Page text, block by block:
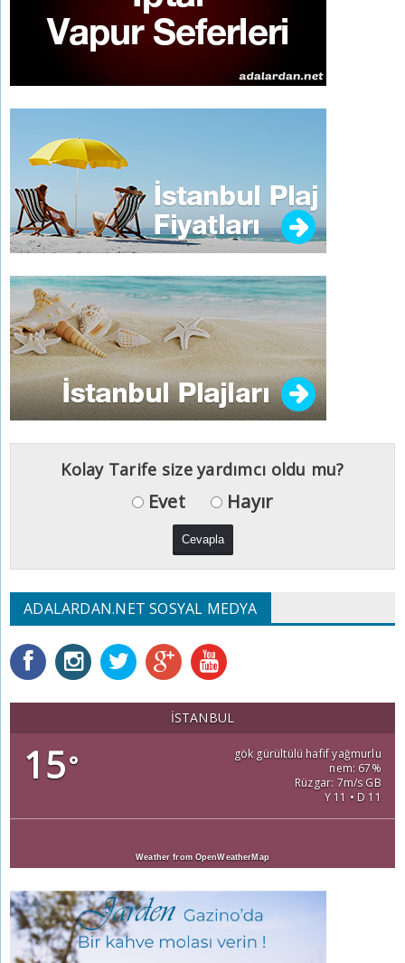
Kolay Tarife size yardımcı oldu mu?
Evet Hayır
ADALARDAN.NET SOSYAL MEDYA
İSTANBUL
15°
gök gürültülü hafif yağmurlu
nem: 67%
Rüzgar: 7m/s GB
Y 11 • D 11
Weather from OpenWeatherMap